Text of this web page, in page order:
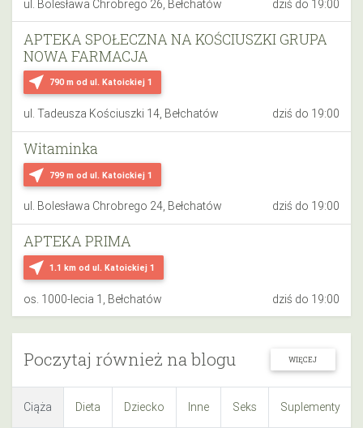
ul. Bolesława Chrobrego 26, Bełchatów dziś do 19:00
near_me 790 m od ul. Katoickiej 1
APTEKA SPOŁECZNA NA KOŚCIUSZKI GRUPA
NOWA FARMACJA
ul. Tadeusza Kościuszki 14, Bełchatów dziś do 19:00
near_me 799 m od ul. Katoickiej 1
Witaminka
ul. Bolesława Chrobrego 24, Bełchatów dziś do 19:00
near_me 1.1 km od ul. Katoickiej 1
APTEKA PRIMA
os. 1000-lecia 1, Bełchatów dziś do 19:00
Poczytaj również na blogu WIĘCEJ
Ciąża Dieta Dziecko Inne Seks Suplementy